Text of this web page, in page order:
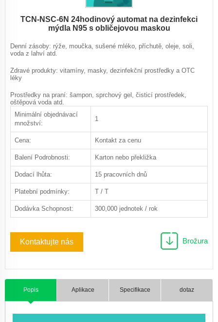
TCN-NSC-6N 24hodinový automat na dezinfekci
mýdla N95 s obličejovou maskou
Denní zásoby: rýže, moučka, sušené mléko, příchutě, oleje, soli,
voda z lahví atd.
Zdravé produkty: vitamíny, masky, dezinfekční prostředky a OTC
léky
Prostředky na praní: šampon, sprchový gel, čisticí prostředek,
oštěpová voda atd.
Minimální objednávací
množství:
1
Cena: Kontakt za cenu
Balení Podrobnosti: Karton nebo překližka
Dodací lhůta: 15 pracovních dnů
Platební podmínky: T / T
Dodávka Schopnost: 300,000 jednotek / rok
Kontaktujte nás Brožura
Popis Aplikace Specifikace dotaz